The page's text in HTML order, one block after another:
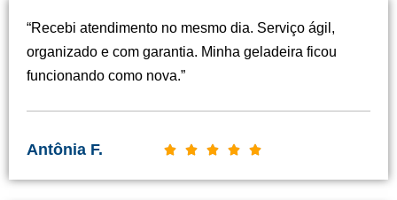
“Recebi atendimento no mesmo dia. Serviço ágil,
organizado e com garantia. Minha geladeira ficou
funcionando como nova.”
Antônia F.     C